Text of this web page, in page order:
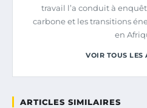
travail l’a conduit à
carbone et les transitions
en
VOIR TOUS LES
ARTICLES SIMILAIRES